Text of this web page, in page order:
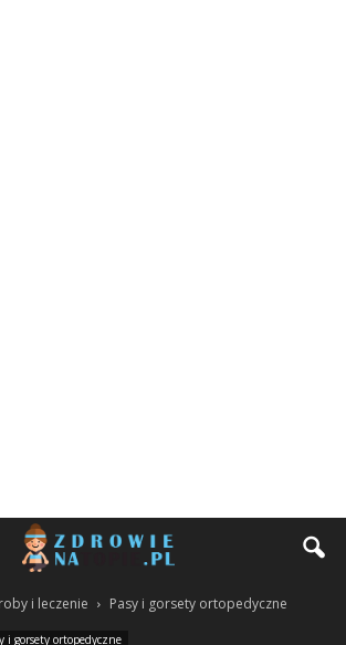
i leczenie Pasy i gorsety ortopedyczne
i gorsety ortopedyczne